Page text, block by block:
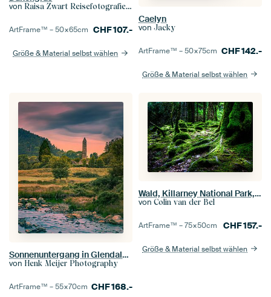
von Raisa Zwart Reisefotografiedrucke
ArtFrame™ –50×65cm CHF107.-
Größe & Material selbst wählen
Caelyn
von Jacky
ArtFrame™ –50×75cm CHF142.-
Größe & Material selbst wählen
Sonnenuntergang in Glendalough, Wicklow Mountains, Irland
von Henk Meijer Photography
ArtFrame™ –55×70cm CHF168.-
Wald, Killarney National Park, Irland
von Colin van der Bel
ArtFrame™ –75×50cm CHF157.-
Größe & Material selbst wählen